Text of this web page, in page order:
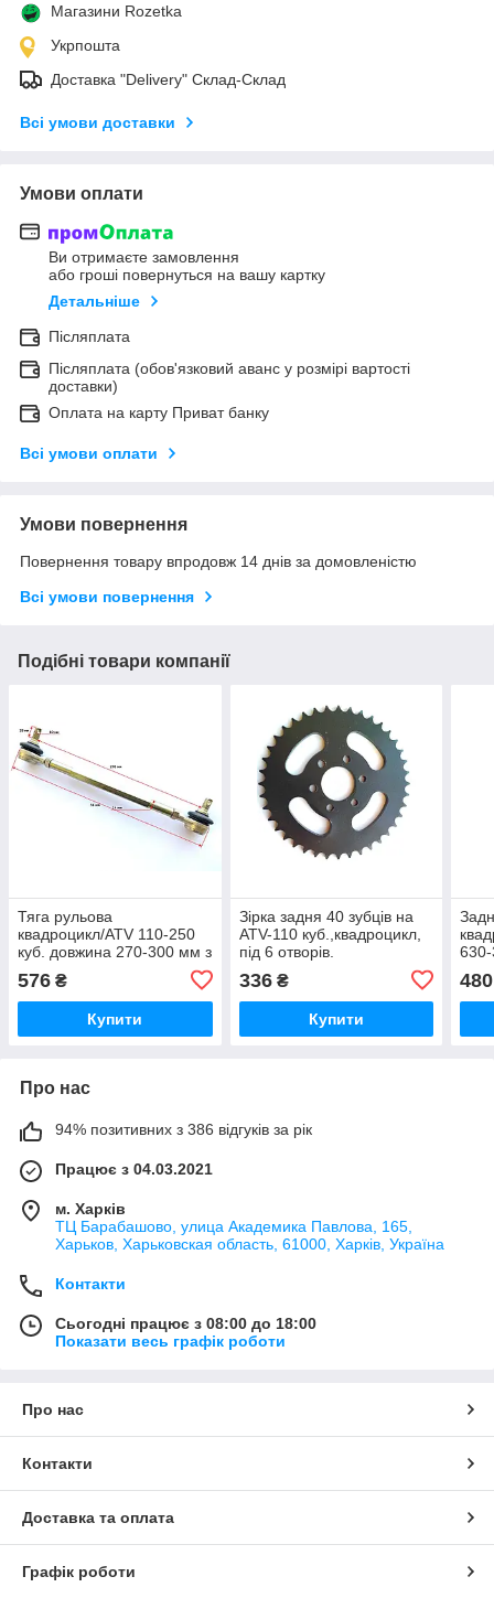
Магазини Rozetka
Укрпошта
Доставка "Delivery" Склад-Склад
Всі умови доставки
Умови оплати
Ви отримаєте замовлення
або гроші повернуться на вашу картку
Детальніше
Післяплата
Післяплата (обов'язковий аванс у розмірі вартості
доставки)
Оплата на карту Приват банку
Всі умови оплати
Умови повернення
Повернення товару впродовж 14 днів за домовленістю
Всі умови повернення
Подібні товари компанії
Тяга рульова
квадроцикл/ATV 110-250
куб. довжина 270-300 мм з
576 ₴
Купити
Зірка задня 40 зубців на
ATV-110 куб.,квадроцикл,
під 6 отворів.
336₴
Купити
630-
480
Про нас
94% позитивних з 386 відгуків за рік
Працює з 04.03.2021
м. Харків
ТЦ Барабашово, улица Академика Павлова, 165,
Харьков, Харьковская область, 61000, Харків, Україна
Контакти
Сьогодні працює з 08:00 до 18:00
Показати весь графік роботи
Про нас
Контакти
Доставка та оплата
Графік роботи